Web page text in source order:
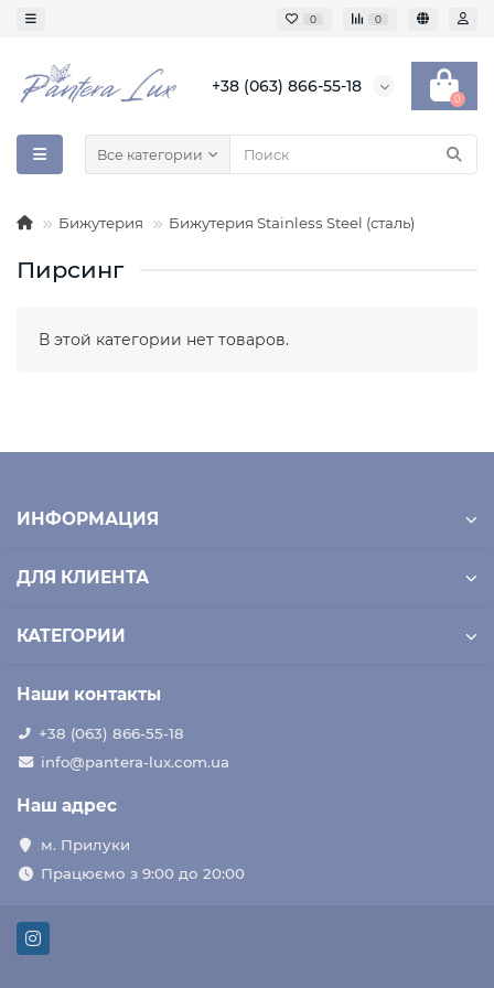
0 0
+38 (063) 866-55-18
0
Все категории
Бижутерия Бижутерия Stainless Steel (сталь)
Пирсинг
В этой категории нет товаров.
ИНФОРМАЦИЯ
ДЛЯ КЛИЕНТА
КАТЕГОРИИ
Наши контакты
+38 (063) 866-55-18
info@pantera-lux.com.ua
Наш адрес
м. Прилуки
Працюємо з 9:00 до 20:00